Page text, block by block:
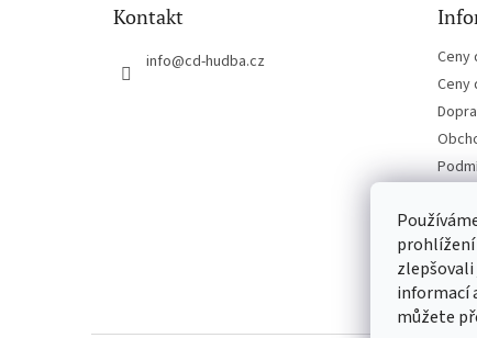
prohlížení
zlepšovali
informací
můžete
Kontakt
info@cd-hudba.cz
Ceny
Ceny